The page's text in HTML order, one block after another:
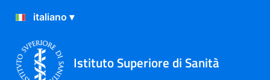
Istituto Superiore di Sanità